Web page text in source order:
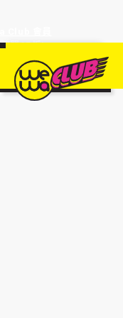
單95折!
輸入優惠
即
達95折!
We買 We玩 We賺
探索
WeWa
卡